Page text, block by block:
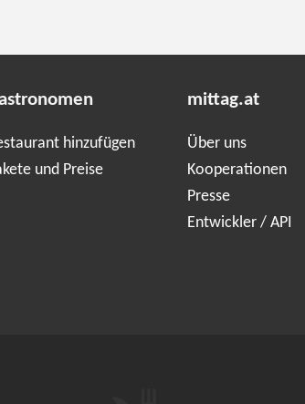
hinzufügen
und Preise
mittag.at
Über uns
Kooperationen
Presse
Entwickler / API